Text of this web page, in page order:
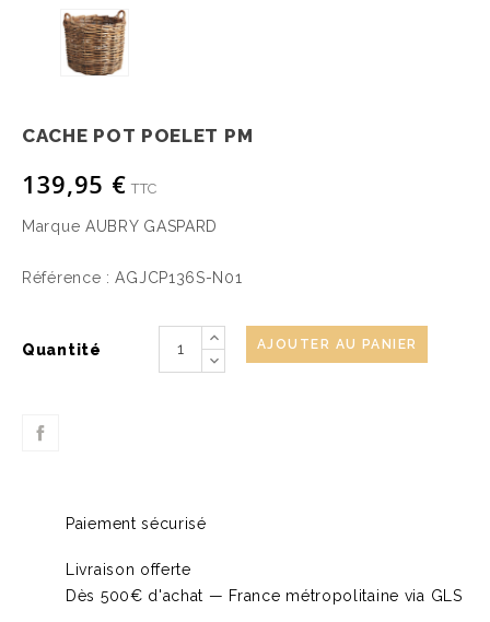
CACHE POT POELET PM
139,95 € TTC
Marque AUBRY GASPARD
Référence : AGJCP136S-N01
Quantité AJOUTER AU PANIER
Paiement sécurisé
Livraison offerte
Dès 500€ d'achat — France métropolitaine via GLS